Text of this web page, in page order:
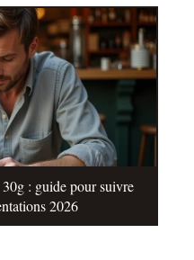
: guide pour suivre
2026